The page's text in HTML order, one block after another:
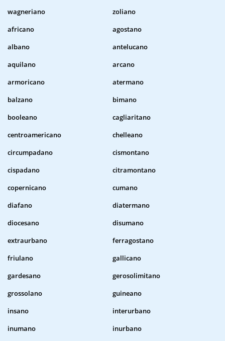
wagneriano
zoliano
africano
agostano
albano
antelucano
aquilano
arcano
armoricano
atermano
balzano
bimano
booleano
cagliaritano
centroamericano
chelleano
circumpadano
cismontano
cispadano
citramontano
copernicano
cumano
diafano
diatermano
diocesano
disumano
extraurbano
ferragostano
friulano
gallicano
gardesano
gerosolimitano
grossolano
guineano
insano
interurbano
inumano
inurbano